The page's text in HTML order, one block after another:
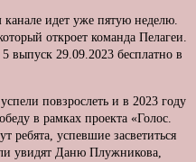
идет уже пятую неделю.
откроет команда Пелагеи.
выпуск 29.09.2023 бесплатно в
повзрослеть и в 2023 году
в рамках проекта «Голос.
ребята, успевшие засветиться
увидят Даню Плужникова,